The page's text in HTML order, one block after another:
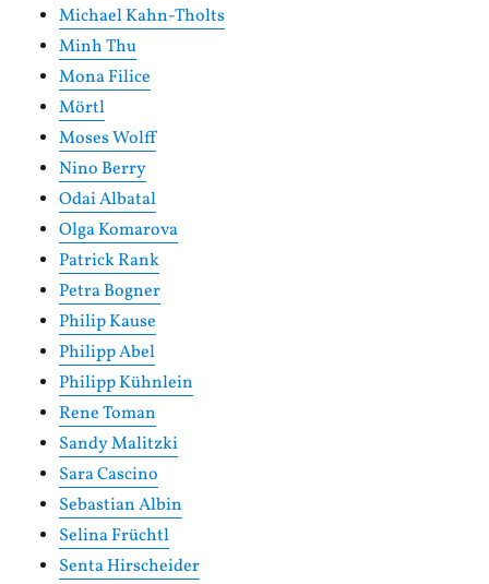
Michael Kahn-Tholts
Minh Thu
Mona Filice
Mörtl
Moses Wolff
Nino Berry
Odai Albatal
Olga Komarova
Patrick Rank
Petra Bogner
Philip Kause
Philipp Abel
Philipp Kühnlein
Rene Toman
Sandy Malitzki
Sara Cascino
Sebastian Albin
Selina Früchtl
Senta Hirscheider